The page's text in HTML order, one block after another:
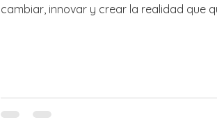
cambiar, innovar y crear la realidad que